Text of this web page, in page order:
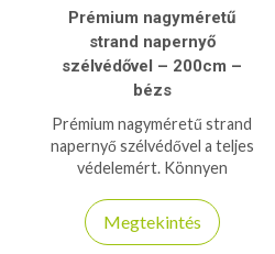
Prémium nagyméretű
strand napernyő
szélvédővel – 200cm –
bézs
Prémium nagyméretű strand
napernyő szélvédővel a teljes
védelemért. Könnyen
és szélálló kialakítás.
Megtekintés